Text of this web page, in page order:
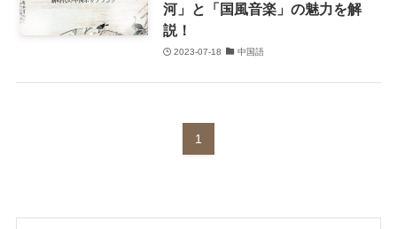
河」と「国風音楽」の魅力を解
説！
2023-07-18 中国語
1